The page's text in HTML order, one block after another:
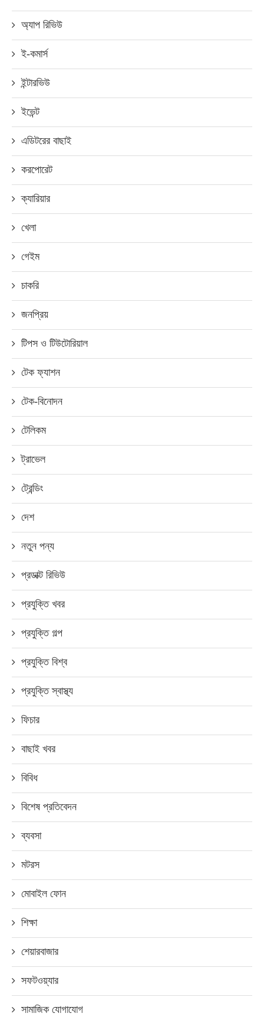
অ্যাপ রিভিউ
ই-কমার্স
ইন্টারভিউ
ইভেন্ট
এডিটরের বাছাই
করপোরেট
ক্যারিয়ার
খেলা
গেইম
চাকরি
জনপ্রিয়
টিপস ও টিউটোরিয়াল
টেক ফ্যাশন
টেক-বিনোদন
টেলিকম
ট্রাভেল
ট্রেন্ডিং
দেশ
নতুন পন্য
প্রডাক্ট রিভিউ
প্রযুক্তি খবর
প্রযুক্তি গল্প
প্রযুক্তি বিশ্ব
প্রযুক্তি স্বাস্থ্য
ফিচার
বাছাই খবর
বিবিধ
বিশেষ প্রতিবেদন
ব্যবসা
মটরস
মোবাইল ফোন
শিক্ষা
শেয়ারবাজার
সফটওয়্যার
সামাজিক যোগাযোগ